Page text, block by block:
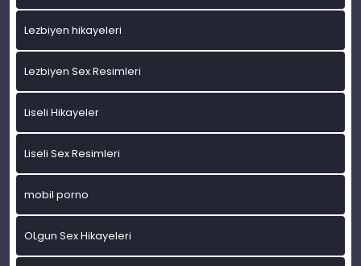
Lezbiyen hikayeleri
Lezbiyen Sex Resimleri
Liseli Hikayeler
Liseli Sex Resimleri
mobil porno
OLgun Sex Hikayeleri